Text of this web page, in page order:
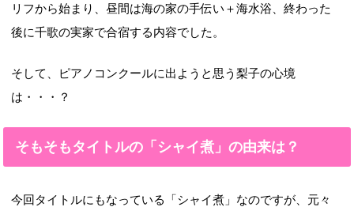
リフから始まり、昼間は海の家の手伝い＋海水浴、終わった
後に千歌の実家で合宿する内容でした。
そして、ピアノコンクールに出ようと思う梨子の心境
は・・・？
そもそもタイトルの「シャイ煮」の由来は？
今回タイトルにもなっている「シャイ煮」なのですが、元々